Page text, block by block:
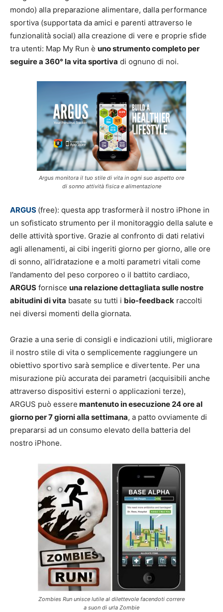
mondo) alla preparazione alimentare, dalla performance
sportiva (supportata da amici e parenti attraverso le
funzionalità social) alla creazione di vere e proprie sfide
tra utenti: Map My Run è uno strumento completo per
seguire a 360° la vita sportiva di ognuno di noi.
Argus monitora il tuo stile di vita in ogni suo aspetto ore
di sonno attività fisica e alimentazione
ARGUS (free): questa app trasformerà il nostro iPhone in
un sofisticato strumento per il monitoraggio della salute e
delle attività sportive. Grazie al confronto di dati relativi
agli allenamenti, ai cibi ingeriti giorno per giorno, alle ore
di sonno, all’idratazione e a molti parametri vitali come
l’andamento del peso corporeo o il battito cardiaco,
ARGUS fornisce una relazione dettagliata sulle nostre
abitudini di vita basate su tutti i bio-feedback raccolti
nei diversi momenti della giornata.
Grazie a una serie di consigli e indicazioni utili, migliorare
il nostro stile di vita o semplicemente raggiungere un
obiettivo sportivo sarà semplice e divertente. Per una
misurazione più accurata dei parametri (acquisibili anche
attraverso dispositivi esterni o applicazioni terze),
ARGUS può essere mantenuto in esecuzione 24 ore al
giorno per 7 giorni alla settimana, a patto ovviamente di
prepararsi ad un consumo elevato della batteria del
nostro iPhone.
Zombies Run unisce lutile al dilettevole facendoti correre
a suon di urla Zombie